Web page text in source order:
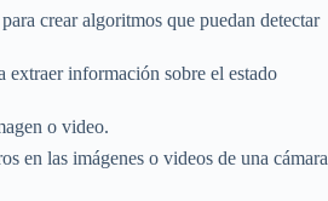
crear algoritmos que puedan detectar
extraer información sobre el estado
o video.
en las imágenes o videos de una cámara